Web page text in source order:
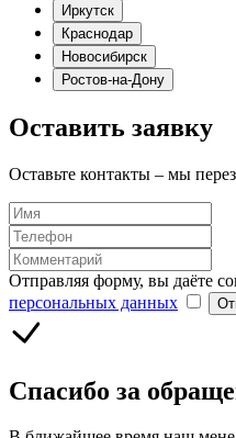
Иркутск
Краснодар
Новосибирск
Ростов-на-Дону
Оставить заявку
Оставьте контакты – мы
Отправляя форму, вы даёте
персональных данных
Спасибо за